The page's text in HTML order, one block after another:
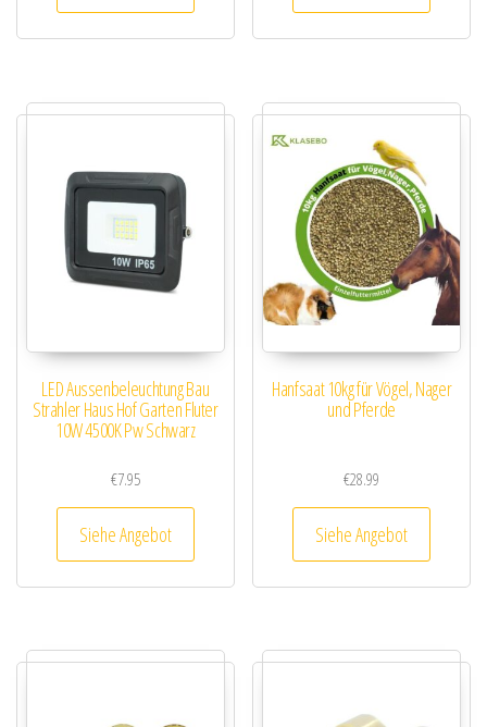
LED Aussenbeleuchtung Bau
Strahler Haus Hof Garten Fluter
10W 4500K Pw Schwarz
€7.95
Siehe Angebot
Hanfsaat 10kg für Vögel, Nager
und Pferde
€28.99
Siehe Angebot